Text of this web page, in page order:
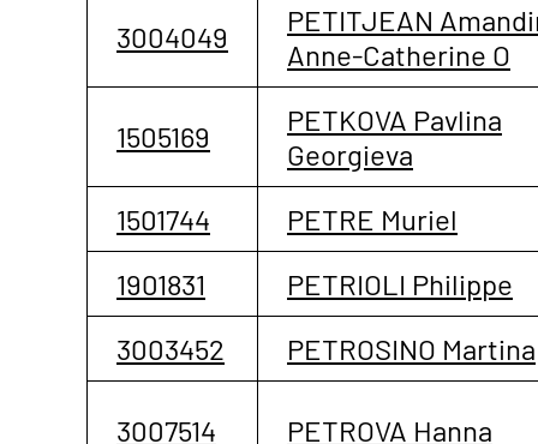
3004049
PETITJEAN
Anne-Catherine O
1505169
PETKOVA Pavlina
Georgieva
1501744
PETRE Muriel
1901831
PETRIOLI Philippe
3003452
PETROSINO Martina
3007514 PETROVA Hanna